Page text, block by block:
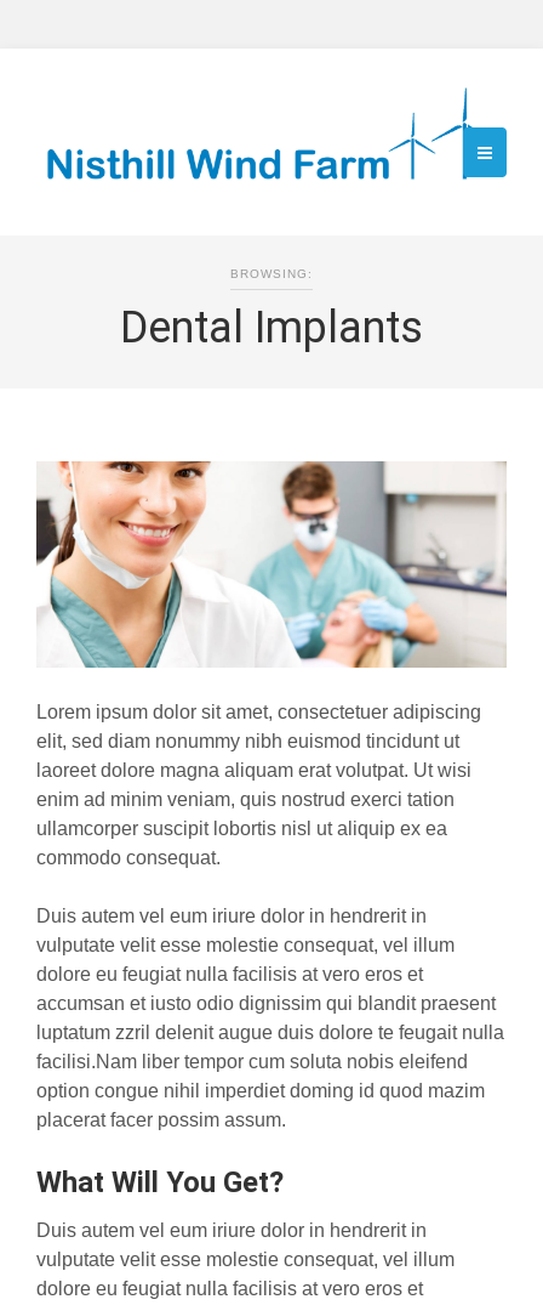
BROWSING:
Dental Implants
Lorem ipsum dolor sit amet, consectetuer adipiscing
elit, sed diam nonummy nibh euismod tincidunt ut
laoreet dolore magna aliquam erat volutpat. Ut wisi
enim ad minim veniam, quis nostrud exerci tation
ullamcorper suscipit lobortis nisl ut aliquip ex ea
commodo consequat.
Duis autem vel eum iriure dolor in hendrerit in
vulputate velit esse molestie consequat, vel illum
dolore eu feugiat nulla facilisis at vero eros et
accumsan et iusto odio dignissim qui blandit praesent
luptatum zzril delenit augue duis dolore te feugait nulla
facilisi.Nam liber tempor cum soluta nobis eleifend
option congue nihil imperdiet doming id quod mazim
placerat facer possim assum.
What Will You Get?
Duis autem vel eum iriure dolor in hendrerit in
vulputate velit esse molestie consequat, vel illum
dolore eu feugiat nulla facilisis at vero eros et